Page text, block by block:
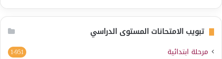
تبويب الامتحانات المستوى الدراسي
مرحلة ابتدائية 1٬951